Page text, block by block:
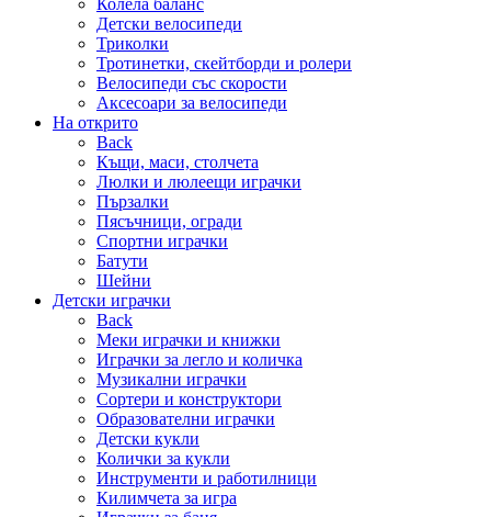
Колела баланс
Детски велосипеди
Триколки
Тротинетки, скейтборди и ролери
Велосипеди със скорости
Аксесоари за велосипеди
На открито
Back
Къщи, маси, столчета
Люлки и люлеещи играчки
Пързалки
Пясъчници, огради
Спортни играчки
Батути
Шейни
Детски играчки
Back
Меки играчки и книжки
Играчки за легло и количка
Музикални играчки
Сортери и конструктори
Образователни играчки
Детски кукли
Колички за кукли
Инструменти и работилници
Килимчета за игра